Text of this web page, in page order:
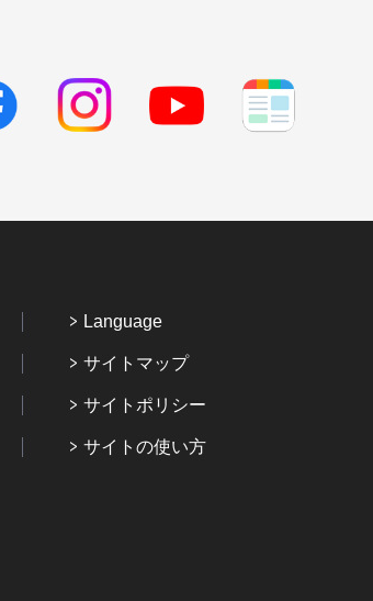
Language
サイトマップ
サイトポリシー
サイトの使い方